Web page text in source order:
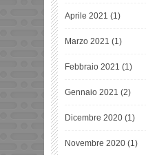
Aprile 2021 (1)
Marzo 2021 (1)
Febbraio 2021 (1)
Gennaio 2021 (2)
Dicembre 2020 (1)
Novembre 2020 (1)